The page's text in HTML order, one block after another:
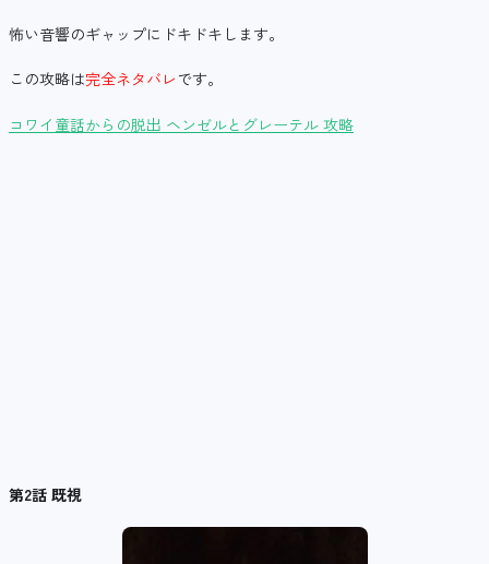
怖い音響のギャップにドキドキします。
この攻略は完全ネタバレ です。
コワイ童話からの脱出 ヘンゼルとグレーテル 攻略
第2話 既視